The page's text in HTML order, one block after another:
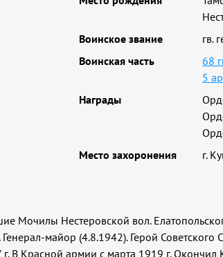
Воинское звание
гв.
Воинская часть
68
5
Награды
Место захоронения
г.
Мочилы Нестеровской вол.
майор (4.8.1942). Герой
г. В Красной армии с марта 1919 г.